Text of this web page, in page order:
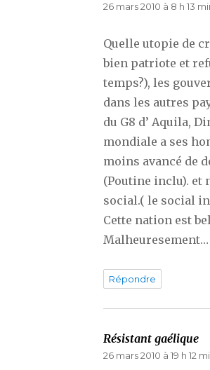
26 mars 2010 à 8 h 13
Quelle utopie de
bien patriote et
temps?), les
dans les autres
du G8 d’ Aquila,
mondiale a ses
moins avancé de
(Poutine inclu). et
social.( le social
Cette nation est
Malheuresement…
Répondre
Résistant gaélique
26 mars 2010 à 19 h 12